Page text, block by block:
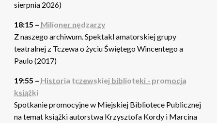
sierpnia 2026)
18:15 – Milioner nędzarzy
Z naszego archiwum. Spektakl amatorskiej grupy
teatralnej z Tczewa o życiu Świętego Wincentego a
Paulo (2017)
19:55 – Historia tczewskiej biblioteki - promocja
książki
Spotkanie promocyjne w Miejskiej Bibliotece Publicznej
na temat książki autorstwa Krzysztofa Kordy i Marcina